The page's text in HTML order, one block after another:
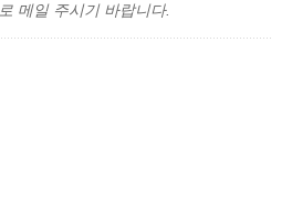
로 메일 주시기 바랍니다.